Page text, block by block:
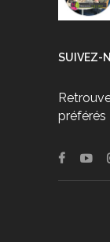
SUIVEZ-
préférés